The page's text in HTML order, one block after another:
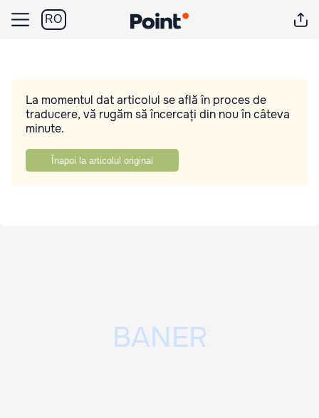
RO
La momentul dat articolul se află în proces de
traducere, vă rugăm să încercați din nou în câteva
minute.
Înapoi la articolul original